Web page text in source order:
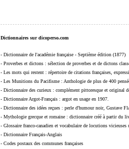
Dictionnaires sur dicoperso.com
- Dictionnaire de l'académie française - Septième édition (1877)
- Proverbes et dictons : sélection de proverbes et de dictons
- Les mots qui restent : répertoire de citations françaises,
- Les Munitions du Pacifisme : Anthologie de plus de 400
- Dictionnaire des curieux : complément pittoresque et original
- Dictionnaire Argot-Français : argot en usage en 1907.
- Dictionnaire des idées reçues : perle d'humour noir, Gustave
- Mythologie grecque et romaine : dictionnaire créé à partir du
- Glossaire franco-canadien et vocabulaire de locutions vicieuses
- Dictionnaire Français-Anglais
- Codes postaux des communes françaises